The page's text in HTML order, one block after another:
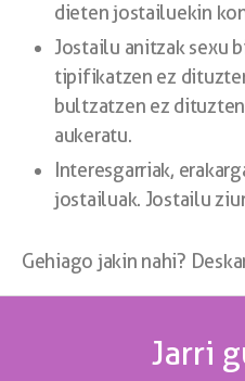
dieten jostailuekin
Jostailu anitzak sexu
tipifikatzen ez
bultzatzen ez
aukeratu.
Interesgarriak,
jostailuak. Jostailu
Gehiago jakin nahi?
Jarri